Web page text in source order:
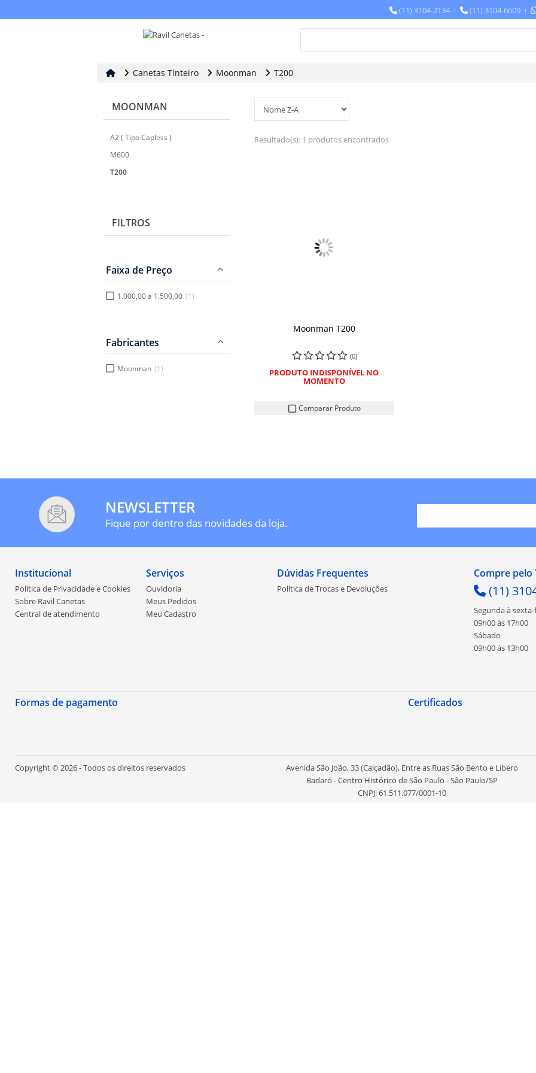
(11) 3104-2134 (11) 3104-6609
Canetas Tinteiro Moonman T200
MOONMAN
A2 ( Tipo Capless )
M600
T200
FILTROS
Faixa de Preço
1.000,00 a 1.500,00 (1)
Fabricantes
Moonman (1)
Resultado(s): 1 produtos encontrados
Moonman T200
(0)
PRODUTO INDISPONÍVEL NO
MOMENTO
Comparar Produto
NEWSLETTER
Fique por dentro das novidades da loja.
Institucional
Política de Privacidade e Cookies
Sobre Ravil Canetas
Central de atendimento
Serviços
Ouvidoria
Meus Pedidos
Meu Cadastro
Dúvidas Frequentes
Política de Trocas e Devoluções
Compre pelo
(11)
Segunda à
09h00 às 17h00
Sábado
09h00 ás 13h00
Formas de pagamento Certificados
Copyright © 2026 - Todos os direitos reservados
Avenida São João, 33 (Calçadão), Entre as Ruas São Bento e Líbero
Badaró - Centro Histórico de São Paulo - São Paulo/SP
CNPJ: 61.511.077/0001-10